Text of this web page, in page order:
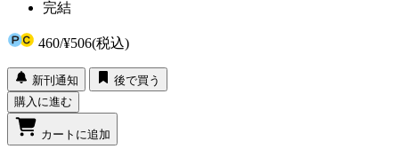
完結
460/¥506(税込)
新刊通知
後で買う
購入に進む
カートに追加